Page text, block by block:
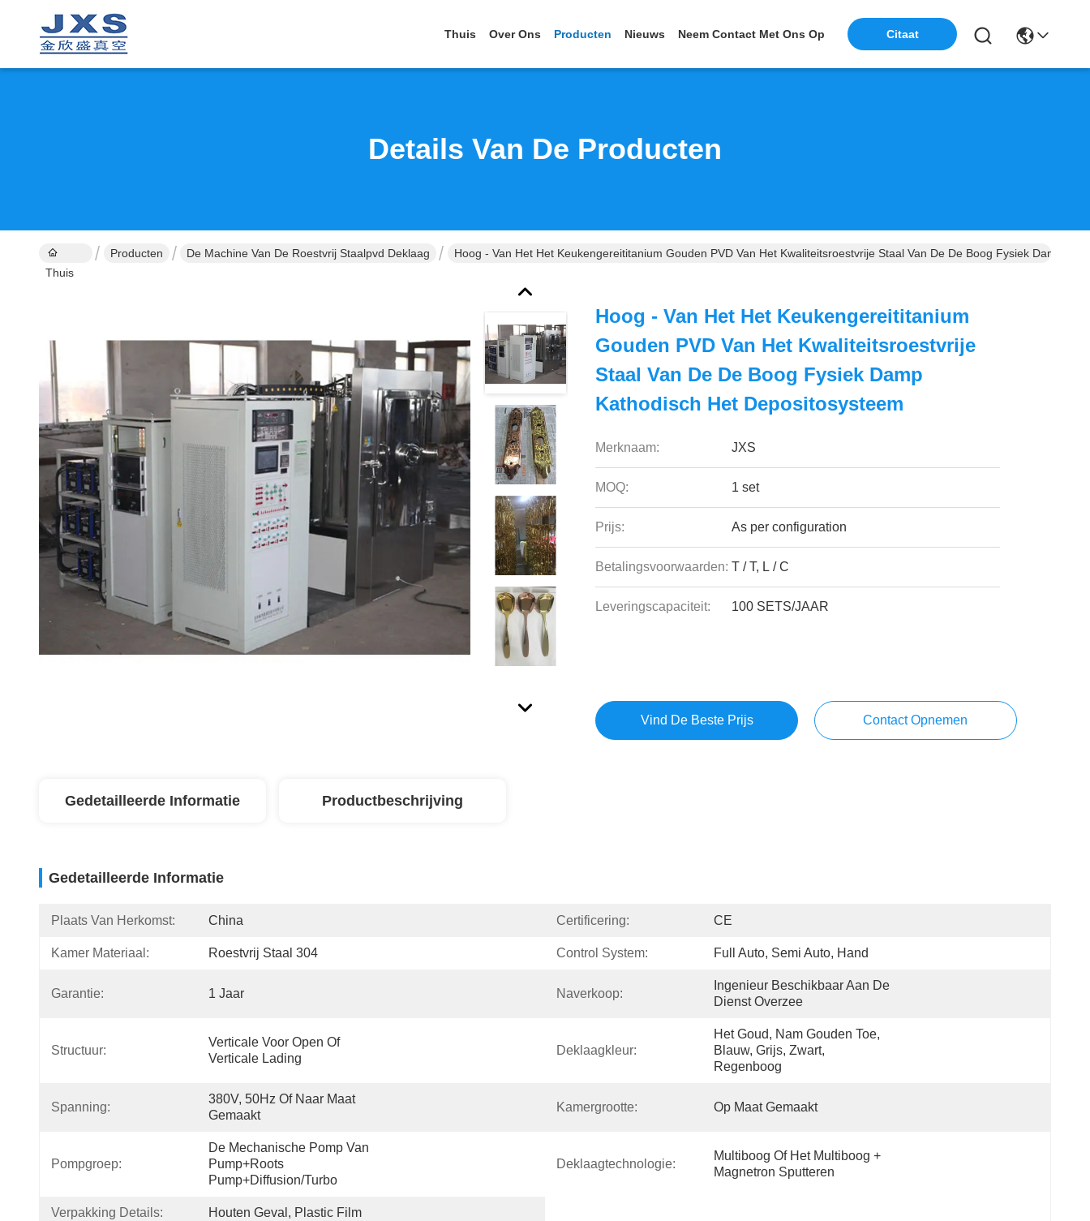
Thuis Over Ons Producten Nieuws Neem Contact Met Ons Op Citaat
Details Van De Producten
Thuis
Producten De Machine Van De Roestvrij Staalpvd Deklaag Hoog - Van Het Het Keukengereititanium Gouden PVD Van Het Kwaliteitsroestvrije Staal Van De De Boog Fysiek Damp
Hoog - Van Het Het Keukengereititanium
Gouden PVD Van Het Kwaliteitsroestvrije
Staal Van De De Boog Fysiek Damp
Kathodisch Het Depositosysteem
Merknaam: JXS
MOQ: 1 set
Prijs: As per configuration
Betalingsvoorwaarden: T / T, L / C
Leveringscapaciteit: 100 SETS/JAAR
Vind De Beste Prijs Contact Opnemen
Gedetailleerde Informatie Productbeschrijving
Gedetailleerde Informatie
Plaats Van Herkomst: China Certificering: CE
Kamer Materiaal: Roestvrij Staal 304 Control System: Full Auto, Semi Auto, Hand
Garantie: 1 Jaar Naverkoop:
Ingenieur Beschikbaar Aan De
Dienst Overzee
Structuur:
Verticale Voor Open Of
Verticale Lading
Deklaagkleur:
Het Goud, Nam Gouden Toe,
Blauw, Grijs, Zwart,
Regenboog
Spanning:
380V, 50Hz Of Naar Maat
Gemaakt
Kamergrootte: Op Maat Gemaakt
Pompgroep:
De Mechanische Pomp Van
Pump+Roots
Pump+Diffusion/Turbo
Deklaagtechnologie:
Multiboog Of Het Multiboog +
Magnetron Sputteren
Verpakking Details: Houten Geval, Plastic Film